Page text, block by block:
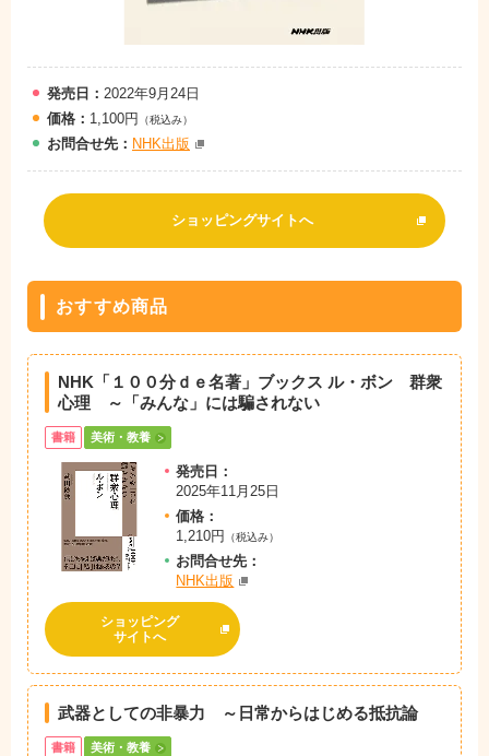
発売日： 2022年9月24日
価格： 1,100円 （税込み）
お問合せ先： NHK出版
ショッピングサイトへ
おすすめ商品
NHK「１００分ｄｅ名著」ブックス ル・ボン 群衆
心理 ～「みんな」には騙されない
書籍 美術・教養
発売日：
2025年11月25日
価格：
1,210円
（税込み）
お問合せ先：
NHK出版
ショッピング
サイトへ
武器としての非暴力 ～日常からはじめる抵抗論
書籍 美術・教養